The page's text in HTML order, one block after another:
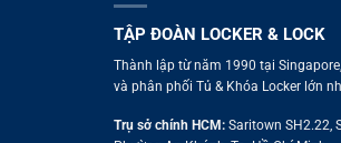
TẬP ĐOÀN LOCKER & LOCK
Thành lập từ năm 1990 tại
và phân phối Tủ & Khóa Locker lớn
Trụ sở chính HCM:Saritown SH2.22,